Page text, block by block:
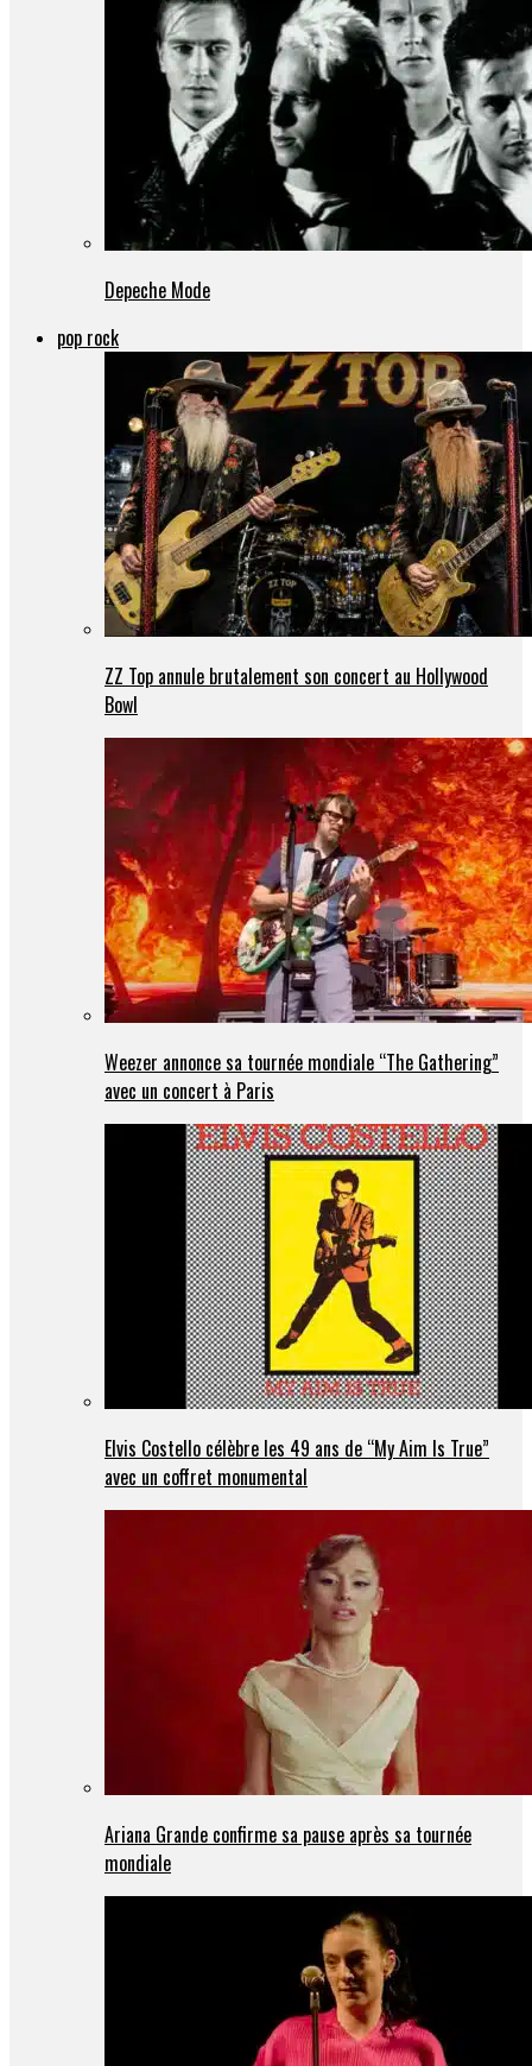
Depeche Mode
pop rock
ZZ Top annule brutalement son concert au Hollywood
Bowl
Weezer annonce sa tournée mondiale “The Gathering”
avec un concert à Paris
Elvis Costello célèbre les 49 ans de “My Aim Is True”
avec un coffret monumental
Ariana Grande confirme sa pause après sa tournée
mondiale